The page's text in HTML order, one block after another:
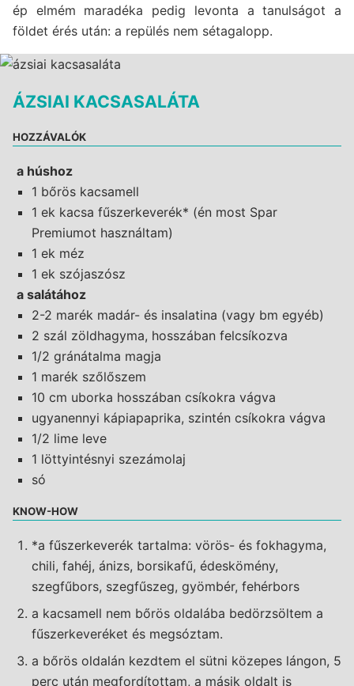
ép elmém maradéka pedig levonta a tanulságot a
földet érés után: a repülés nem sétagalopp.
ÁZSIAI KACSASALÁTA
HOZZÁVALÓK
a húshoz
1 bőrös kacsamell
1 ek kacsa fűszerkeverék* (én most Spar
Premiumot használtam)
1 ek méz
1 ek szójaszósz
a salátához
2-2 marék madár- és insalatina (vagy bm egyéb)
2 szál zöldhagyma, hosszában felcsíkozva
1/2 gránátalma magja
1 marék szőlőszem
10 cm uborka hosszában csíkokra vágva
ugyanennyi kápiapaprika, szintén csíkokra vágva
1/2 lime leve
1 löttyintésnyi szezámolaj
só
KNOW-HOW
*a fűszerkeverék tartalma: vörös- és fokhagyma,
chili, fahéj, ánizs, borsikafű, édeskömény,
szegfűbors, szegfűszeg, gyömbér, fehérbors
a kacsamell nem bőrös oldalába bedörzsöltem a
fűszerkeveréket és megsóztam.
a bőrös oldalán kezdtem el sütni közepes lángon, 5
perc után megfordítottam, a másik oldalt is